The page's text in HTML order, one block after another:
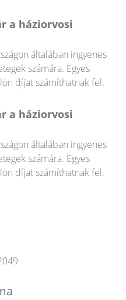
a háziorvosi
általában ingyenes
számára. Egyes
díjat számíthatnak fel.
a háziorvosi
általában ingyenes
számára. Egyes
díjat számíthatnak fel.